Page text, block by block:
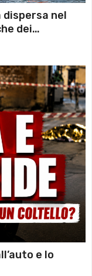
nel
dei
e lo